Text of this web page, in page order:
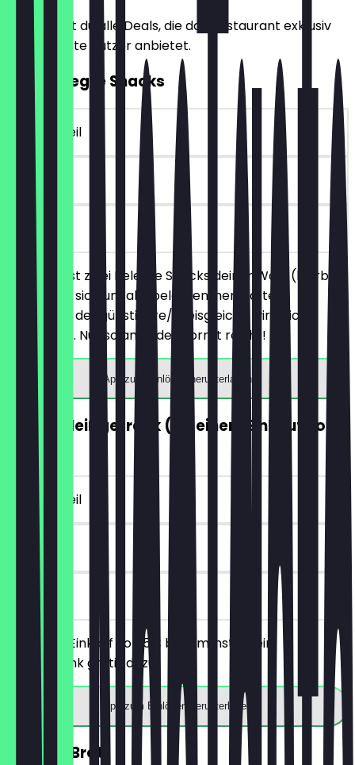
Hier findest du alle Deals, die das Restaurant exklusiv
für NeoTaste Nutzer anbietet.
2für1 Belegte Snacks
~4 € Vorteil
30 Tage
vor Ort
Du bestellst zwei Belegte Snacks deiner Wahl (hierbei
handelt es sich um alle belegten, herzhaften
Produkte), der günstigere/preisgleiche wird nicht
berechnet. Nur solange der Vorrat reicht!
App zum Einlösen herunterladen
GRATIS Heißgetränk (ab einem Einkauf von
~4 € Vorteil
7 Tage
vor Ort
Ab einem Einkauf von 5€ bekommst du ein
Heißgetränk gratis dazu.
App zum Einlösen herunterladen
30% auf Brot